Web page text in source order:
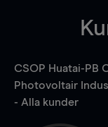
CSOP Huatai-PB
Photovoltair
- Alla kunder